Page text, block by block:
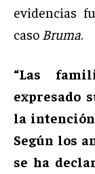
evidencias
caso Bruma.
“Las
expresado
la
Según los
se ha